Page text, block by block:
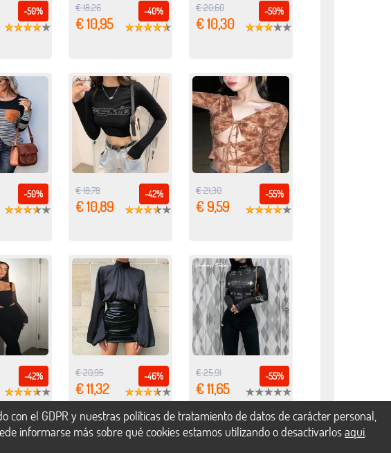
-50% -40%
€ 18,26
€ 10,95
-50%
€ 20,60
€ 10,30
-50% -42%
€ 18,78
€ 10,89
-55%
€ 21,30
€ 9,59
-42% -46%
€ 20,95
€ 11,32
-55%
€ 25,91
€ 11,65
el GDPR y nuestras políticas de tratamiento de datos de carácter personal,
informarse más sobre qué cookies estamos utilizando o desactivarlosaqui.